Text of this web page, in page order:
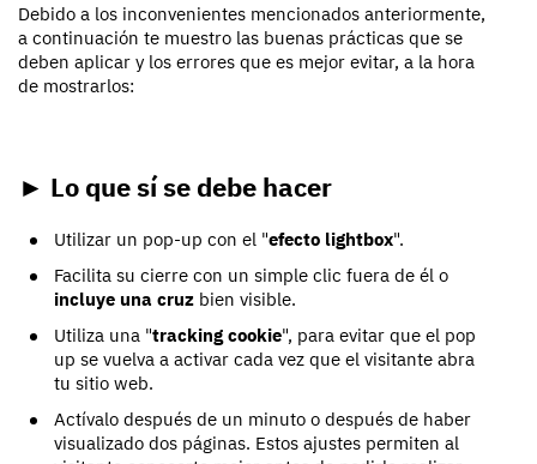
Debido a los inconvenientes mencionados anteriormente,
a continuación te muestro las buenas prácticas que se
deben aplicar y los errores que es mejor evitar, a la hora
de mostrarlos:
► Lo que sí se debe hacer
Utilizar un pop-up con el "efecto lightbox".
Facilita su cierre con un simple clic fuera de él o
incluye una cruz bien visible.
Utiliza una "tracking cookie", para evitar que el pop
up se vuelva a activar cada vez que el visitante abra
tu sitio web.
Actívalo después de un minuto o después de haber
visualizado dos páginas. Estos ajustes permiten al